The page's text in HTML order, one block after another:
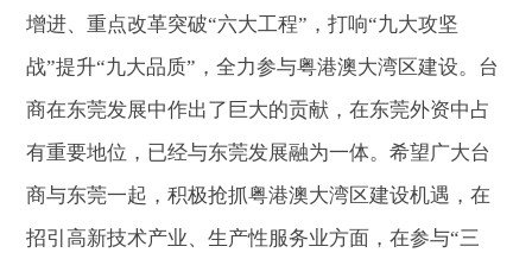
增进、重点改革突破“六大工程”，打响“九大攻坚
战”提升“九大品质”，全力参与粤港澳大湾区建设。台
商在东莞发展中作出了巨大的贡献，在东莞外资中占
有重要地位，已经与东莞发展融为一体。希望广大台
商与东莞一起，积极抢抓粤港澳大湾区建设机遇，在
招引高新技术产业、生产性服务业方面，在参与“三